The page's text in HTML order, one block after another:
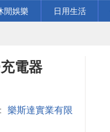
閒娛樂
日用生活
電器
樂斯達實業有限